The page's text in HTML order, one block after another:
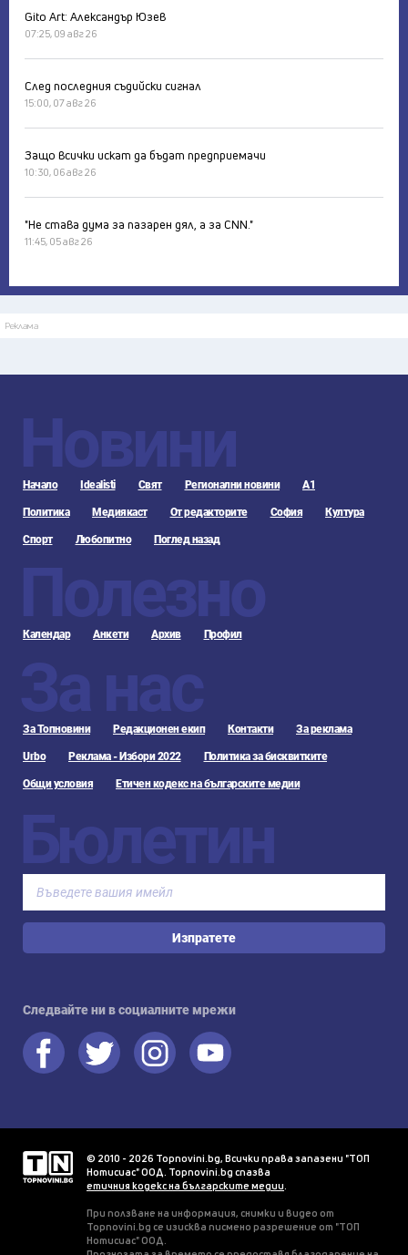
Gito Art: Александър Юзев
07:25, 09 авг 26
След последния съдийски сигнал
15:00, 07 авг 26
Защо всички искат да бъдат предприемачи
10:30, 06 авг 26
"Не става дума за пазарен дял, а за CNN."
11:45, 05 авг 26
Реклама
Новини
Начало Idealisti Свят Регионални новини А1
Политика Медиякаст От редакторите София Култура
Спорт Любопитно Поглед назад
Полезно
Календар Анкети Архив Профил
За нас
За Топновини Редакционен екип Контакти За реклама
Urbo Реклама - Избори 2022 Политика за бисквитките
Общи условия Етичен кодекс на българските медии
Бюлетин
Изпратете
Следвайте ни в социалните мрежи
© 2010 - 2026 Topnovini.bg, Всички права запазени "ТОП
Нотисиас" ООД. Topnovini.bg спазва
етичния кодекс на българските медии
При ползване на информация, снимки и видео от
Topnovini.bg се изисква писмено разрешение от "ТОП
Нотисиас" ООД.